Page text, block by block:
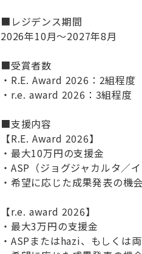
■レジデンス期間
2026年10月〜2027年8月
■受賞者数
・R.E. Award 2026：2組程度
・r.e. award 2026：3組程度
■支援内容
【R.E. Award 2026】
・最大10万円の支援金
・ASP（ジョグジャカルタ／
・希望に応じた成果発表の機会
【r.e. award 2026】
・最大3万円の支援金
・ASPまたはhazi、もしくは